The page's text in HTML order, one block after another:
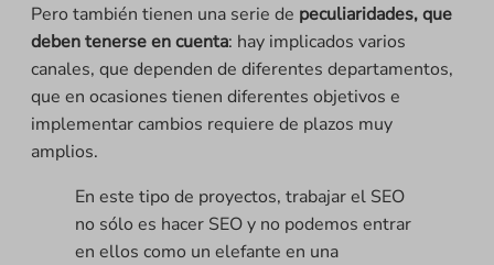
Pero también tienen una serie de peculiaridades, que
deben tenerse en cuenta: hay implicados varios
canales, que dependen de diferentes departamentos,
que en ocasiones tienen diferentes objetivos e
implementar cambios requiere de plazos muy
amplios.
En este tipo de proyectos, trabajar el SEO
no sólo es hacer SEO y no podemos entrar
en ellos como un elefante en una